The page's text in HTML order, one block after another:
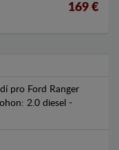
169 €
pro Ford Ranger
2.0 diesel -